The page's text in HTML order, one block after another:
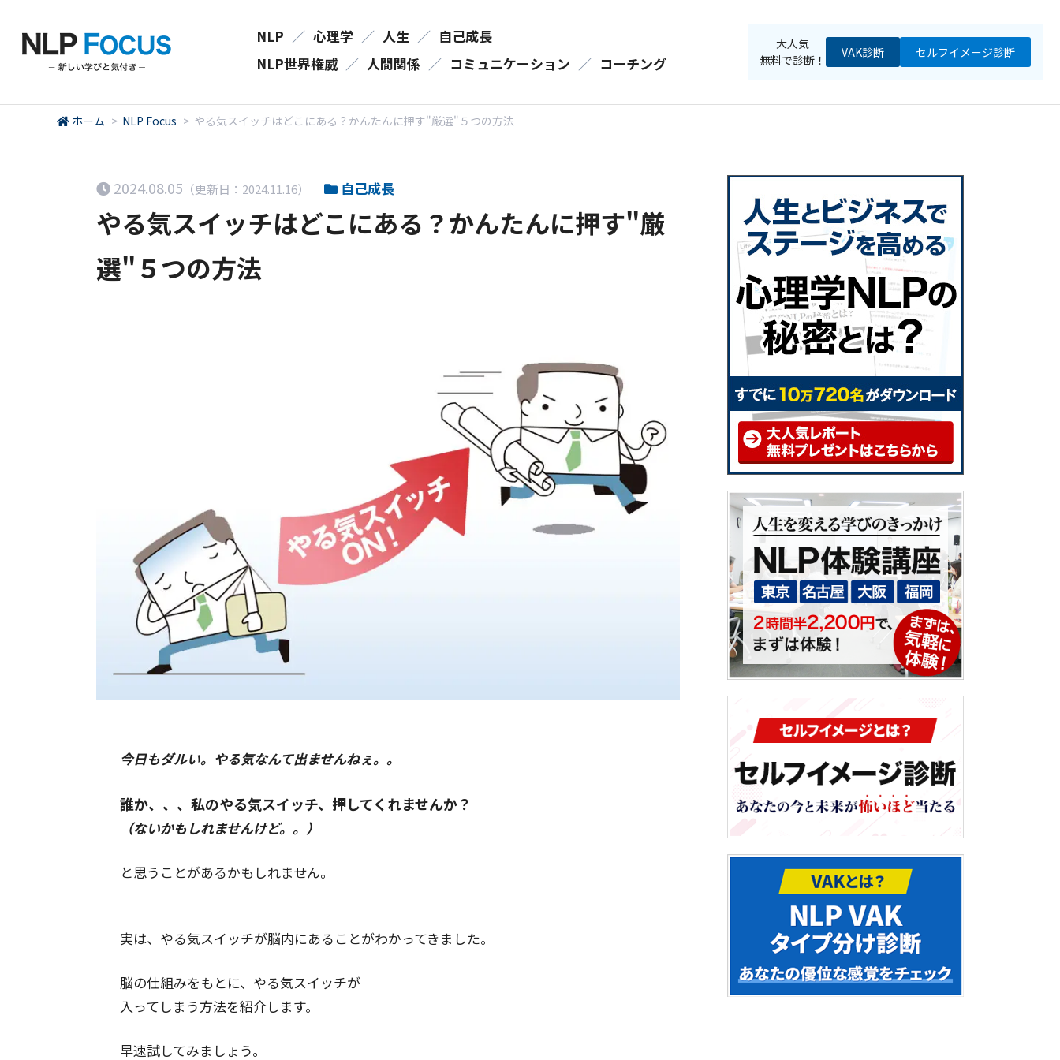
NLP ／ 心理学 ／ 人生 ／ 自己成長
NLP世界権威 ／ 人間関係 ／ コミュニケーション ／ コーチング
大人気
無料で診断！
VAK診断 セルフイメージ診断
ホーム > NLP Focus > やる気スイッチはどこにある？かんたんに押す"厳選"５つの方法
2024.08.05 （更新日：2024.11.16） 自己成長
やる気スイッチはどこにある？かんたんに押す"厳
選"５つの方法
今日もダルい。 やる気なんて出ませんねぇ。。
誰か、、、私のやる気スイッチ、 押してくれませんか？
（ないかもしれませんけど。。）
と思うことがあるかもしれません。
実は、やる気スイッチが脳内にあることがわかってきました。
脳の仕組みをもとに、やる気スイッチが
入ってしまう方法を紹介します。
早速試してみましょう。